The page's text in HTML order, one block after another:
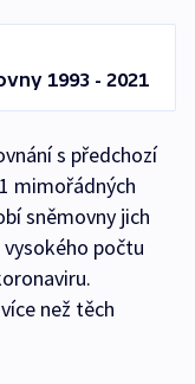
1993 - 2021
s předchozí
mimořádných
sněmovny jich
počtu
než těch